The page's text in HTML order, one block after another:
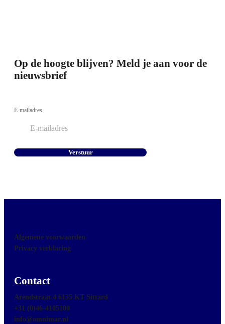
Op de hoogte blijven? Meld je aan voor de
nieuwsbrief
E-mailadres
Algemene voorwaarden
Privacy verklaring
Contact
Arendstraat 4 6135 KT Sittard
+31 (0)46-4105100
info@omnimar.nl